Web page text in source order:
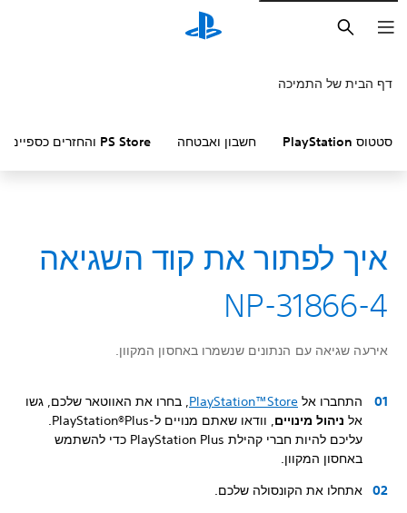
חיפוש
דף הבית של התמיכה
סטטוס PlayStation חשבון ואבטחה PS Store והחזרים כספיים
איך לפתור את קוד השגיאה
NP-31866-4
אירעה שגיאה עם הנתונים שנשמרו באחסון המקוון.
התחברו אל PlayStation™Store, בחרו את האווטאר שלכם, גשו
אל ניהול מינויים, וודאו שאתם מנויים ל-PlayStation®Plus.
עליכם להיות חברי קהילת PlayStation Plus כדי להשתמש
באחסון המקוון.
אתחלו את הקונסולה שלכם.